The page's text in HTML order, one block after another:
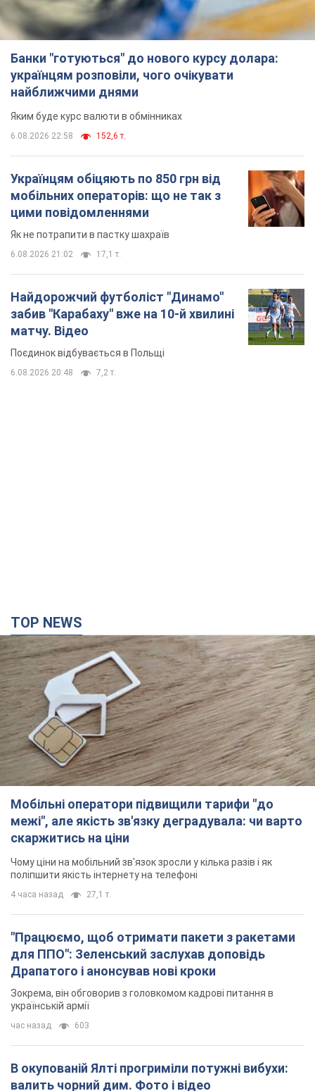
Банки "готуються" до нового курсу долара:
українцям розповіли, чого очікувати
найближчими днями
Яким буде курс валюти в обмінниках
6.08.2026 22:58 152,6 т.
Українцям обіцяють по 850 грн від
мобільних операторів: що не так з
цими повідомленнями
Як не потрапити в пастку шахраїв
6.08.2026 21:02 17,1 т.
Найдорожчий футболіст "Динамо"
забив "Карабаху" вже на 10-й хвилині
матчу. Відео
Поєдинок відбувається в Польщі
6.08.2026 20:48 7,2 т.
TOP NEWS
Мобільні оператори підвищили тарифи "до
межі", але якість зв'язку деградувала: чи варто
скаржитись на ціни
Чому ціни на мобільний зв'язок зросли у кілька разів і як
поліпшити якість інтернету на телефоні
4 часа назад 27,1 т.
"Працюємо, щоб отримати пакети з ракетами
для ППО": Зеленський заслухав доповідь
Драпатого і анонсував нові кроки
Зокрема, він обговорив з головкомом кадрові питання в
українській армії
час назад 603
В окупованій Ялті прогриміли потужні вибухи:
валить чорний дим. Фото і відео